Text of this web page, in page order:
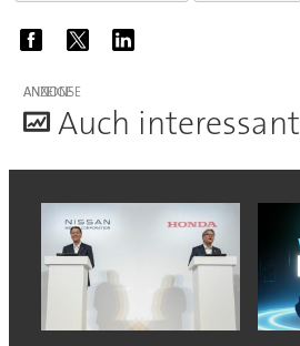
ANZEIGE
Auch interessant